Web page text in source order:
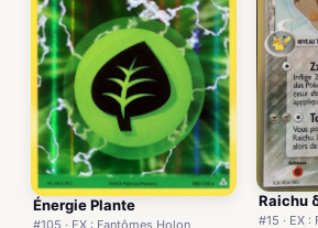
Énergie Plante Raichu
#15 · EX